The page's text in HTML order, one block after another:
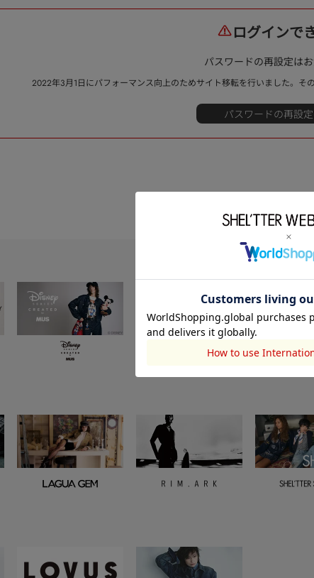
ログインで
パスワードの再設定は
2022年3月1日にパフォーマンス向上のためサイト移転を行いました。そ